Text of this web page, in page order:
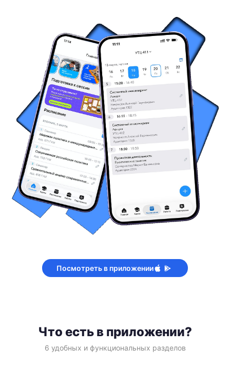
Посмотреть в приложении
Что есть в приложении?
6 удобных и функциональных разделов